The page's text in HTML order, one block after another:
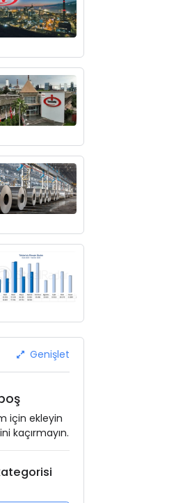
Genişlet
için ekleyin
kaçırmayın.